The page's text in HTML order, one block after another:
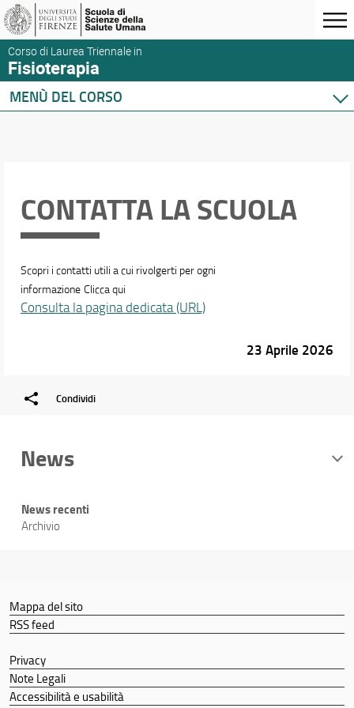
Corso di Laurea Triennale in
Fisioterapia
MENÙ DEL CORSO
Orario e calendari
CONTATTA LA SCUOLA
Scopri i contatti utili a cui rivolgerti per ogni
informazione Clicca qui
Consulta la pagina dedicata (URL)
23 Aprile 2026
Condividi
News
News recenti
Archivio
Mappa del sito
RSS feed
Privacy
Note Legali
Accessibilità e usabilità